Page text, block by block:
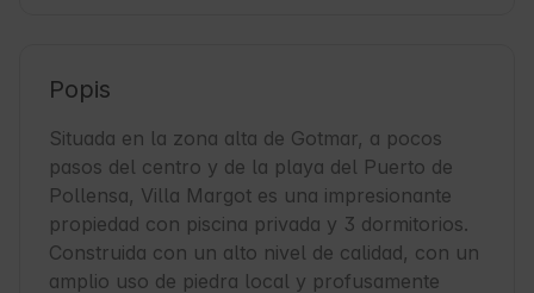
Popis
Situada en la zona alta de Gotmar, a pocos
pasos del centro y de la playa del Puerto de
Pollensa, Villa Margot es una impresionante
propiedad con piscina privada y 3 dormitorios.
Construida con un alto nivel de calidad, con un
amplio uso de piedra local y profusamente